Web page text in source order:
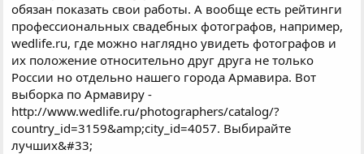
обязан показать свои работы. А вообще есть рейтинги
профессиональных свадебных фотографов, например,
wedlife.ru, где можно наглядно увидеть фотографов и
их положение относительно друг друга не только
России но отдельно нашего города Армавира. Вот
выборка по Армавиру -
http://www.wedlife.ru/photographers/catalog/?
country_id=3159&amp;city_id=4057. Выбирайте
лучших&#33;